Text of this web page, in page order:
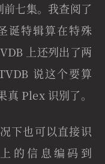
七集。我查阅了
诞特辑算在特殊
上还列出了两
说这个要算
真 Plex 识别了。
下也可以直接识
的信息编码到